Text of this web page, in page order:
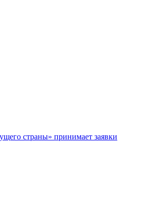
страны» принимает заявки